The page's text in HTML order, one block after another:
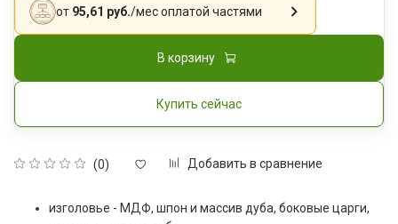
(0) Добавить в сравнение
от 95,61 руб./месоплатой частями
В корзину
Купить сейчас
изголовье - МДФ, шпон и массив дуба, боковые царги,